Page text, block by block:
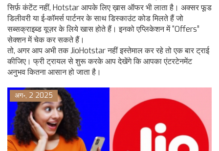
सिर्फ़ कंटेंट नहीं, Hotstar आपके लिए ख़ास ऑफर भी लाता है। अक्सर फूड
डिलीवरी या ई‑कॉमर्स पार्टनर के साथ डिस्काउंट कोड मिलते हैं जो
सब्सक्राइब्ड यूज़र के लिये खास होते हैं। इनको एप्लिकेशन में “Offers”
सेक्शन में चेक कर सकते हैं।
तो, अगर आप अभी तक JioHotstar नहीं इस्तेमाल कर रहे तो एक बार ट्राई
कीजिए। फ्री ट्रायल से शुरू करके आप देखेंगे कि आपका एंटरटेनमेंट
अनुभव कितना आसान हो जाता है।
अग॰, 2 2025